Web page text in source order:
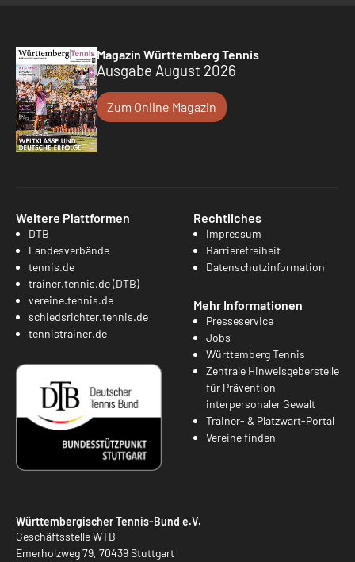
Magazin Württemberg Tennis
Ausgabe August 2026
Zum Online Magazin
Weitere Plattformen
DTB
Landesverbände
tennis.de
trainer.tennis.de (DTB)
vereine.tennis.de
schiedsrichter.tennis.de
tennistrainer.de
Rechtliches
Impressum
Barrierefreiheit
Datenschutzinformation
Mehr Informationen
Presseservice
Jobs
Württemberg Tennis
Zentrale Hinweisgeberstelle
für Prävention
interpersonaler Gewalt
Trainer- & Platzwart-Portal
Vereine finden
Württembergischer Tennis-Bund e.V.
Geschäftsstelle WTB
Emerholzweg 79, 70439 Stuttgart